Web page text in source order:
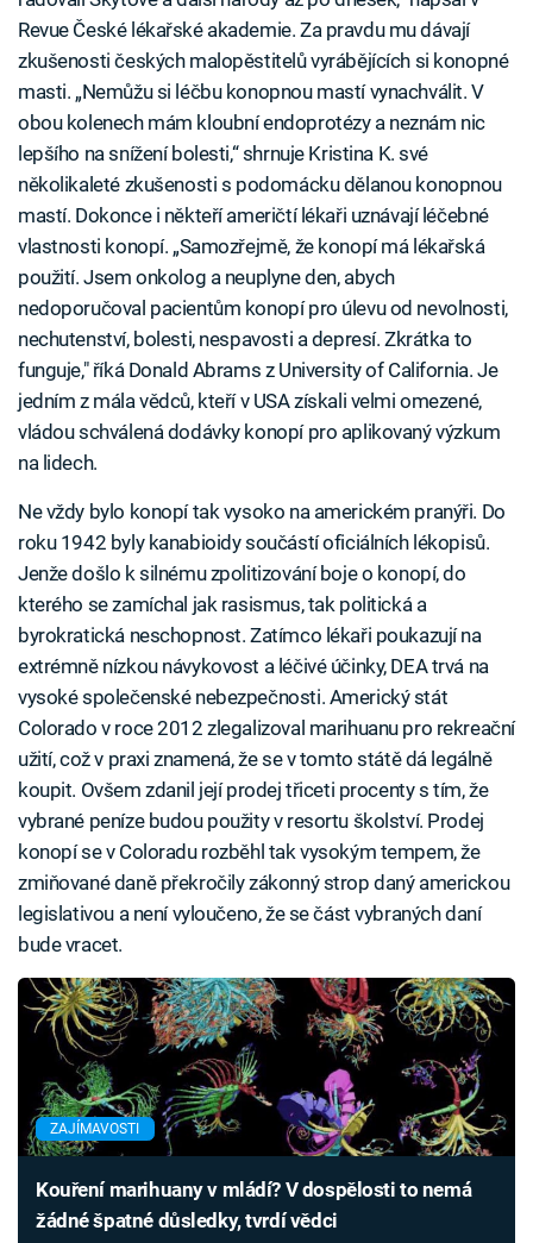
Revue České lékařské akademie. Za pravdu mu dávají
zkušenosti českých malopěstitelů vyrábějících si konopné
masti. „Nemůžu si léčbu konopnou mastí vynachválit. V
obou kolenech mám kloubní endoprotézy a neznám nic
lepšího na snížení bolesti,“ shrnuje Kristina K. své
několikaleté zkušenosti s podomácku dělanou konopnou
mastí. Dokonce i někteří američtí lékaři uznávají léčebné
vlastnosti konopí. „Samozřejmě, že konopí má lékařská
použití. Jsem onkolog a neuplyne den, abych
nedoporučoval pacientům konopí pro úlevu od nevolnosti,
nechutenství, bolesti, nespavosti a depresí. Zkrátka to
funguje," říká Donald Abrams z University of California. Je
jedním z mála vědců, kteří v USA získali velmi omezené,
vládou schválená dodávky konopí pro aplikovaný výzkum
na lidech.
Ne vždy bylo konopí tak vysoko na americkém pranýři. Do
roku 1942 byly kanabioidy součástí oficiálních lékopisů.
Jenže došlo k silnému zpolitizování boje o konopí, do
kterého se zamíchal jak rasismus, tak politická a
byrokratická neschopnost. Zatímco lékaři poukazují na
extrémně nízkou návykovost a léčivé účinky, DEA trvá na
vysoké společenské nebezpečnosti. Americký stát
Colorado v roce 2012 zlegalizoval marihuanu pro rekreační
užití, což v praxi znamená, že se v tomto státě dá legálně
koupit. Ovšem zdanil její prodej třiceti procenty s tím, že
vybrané peníze budou použity v resortu školství. Prodej
konopí se v Coloradu rozběhl tak vysokým tempem, že
zmiňované daně překročily zákonný strop daný americkou
legislativou a není vyloučeno, že se část vybraných daní
bude vracet.
ZAJÍMAVOSTI
Kouření marihuany v mládí? V dospělosti to nemá
žádné špatné důsledky, tvrdí vědci